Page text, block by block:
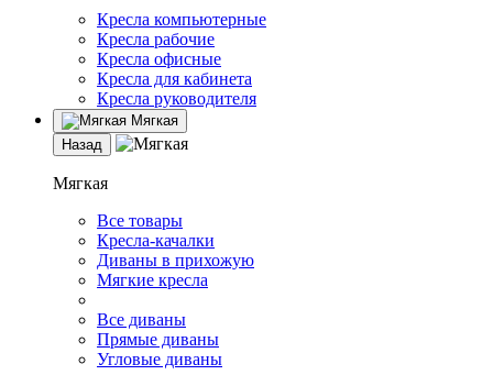
Кресла компьютерные
Кресла рабочие
Кресла офисные
Кресла для кабинета
Кресла руководителя
Мягкая
Назад
Мягкая
Все товары
Кресла-качалки
Диваны в прихожую
Мягкие кресла
Все диваны
Прямые диваны
Угловые диваны